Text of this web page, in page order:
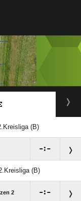
(B)
:
(B)
2 :